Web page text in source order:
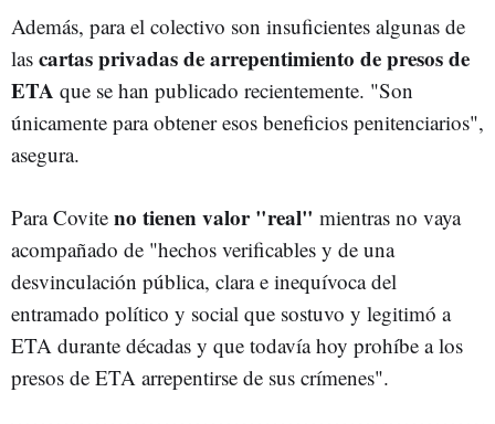
Además, para el colectivo son insuficientes algunas de
las cartas privadas de arrepentimiento de presos de
ETA que se han publicado recientemente. "Son
únicamente para obtener esos beneficios penitenciarios",
asegura.
Para Covite no tienen valor "real" mientras no vaya
acompañado de "hechos verificables y de una
desvinculación pública, clara e inequívoca del
entramado político y social que sostuvo y legitimó a
ETA durante décadas y que todavía hoy prohíbe a los
presos de ETA arrepentirse de sus crímenes".